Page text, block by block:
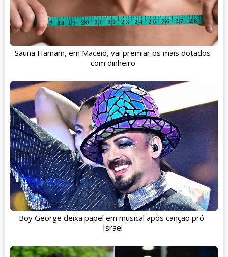
Sauna Hamam, em Maceió, vai premiar os mais dotados
com dinheiro
Boy George deixa papel em musical após canção pró-
Israel